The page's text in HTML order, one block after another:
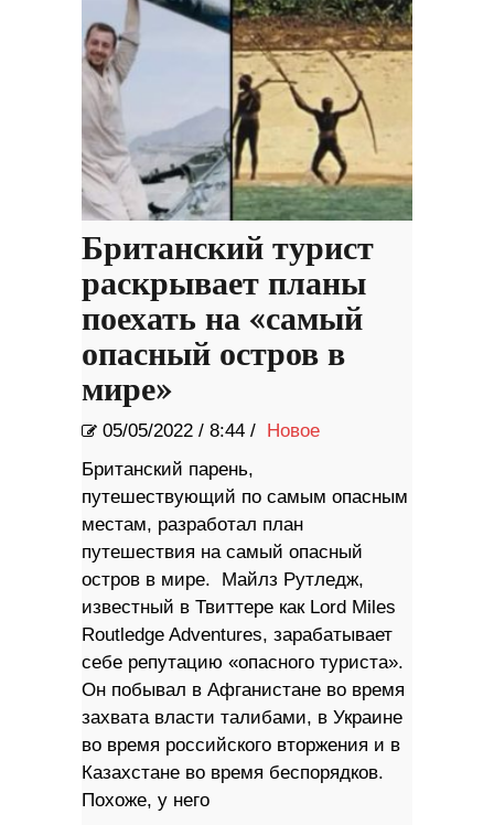
Британский турист
раскрывает планы
поехать на «самый
опасный остров в
мире»
05/05/2022 / 8:44 / Новое
Британский парень,
путешествующий по самым опасным
местам, разработал план
путешествия на самый опасный
остров в мире. Майлз Рутледж,
известный в Твиттере как Lord Miles
Routledge Adventures, зарабатывает
себе репутацию «опасного туриста».
Он побывал в Афганистане во время
захвата власти талибами, в Украине
во время российского вторжения и в
Казахстане во время беспорядков.
Похоже, у него